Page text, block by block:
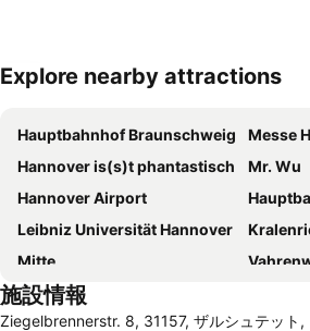
Explore nearby attractions
Hauptbahnhof Braunschweig
Messe
Hannover is(s)t phantastisch
Mr. Wu
Hannover Airport
Leibniz Universität Hannover
Mitte
ヘレンホイザー庭園
Döhren-Wülfel
施設情報
Ziegelbrennerstr. 8, 31157, ザルシュテット,